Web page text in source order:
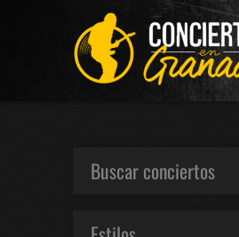
Buscar conciertos